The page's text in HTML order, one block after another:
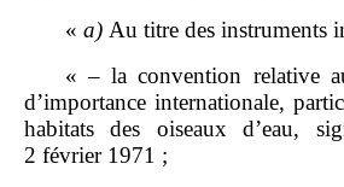
« a) Au titre des instruments
« – la convention relative
d’importance internationale,
habitats des oiseaux d’eau,
2 février 1971 ;